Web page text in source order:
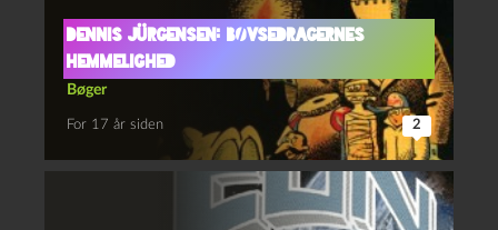
Dennis Jürgensen: Bøvsedragernes
hemmelighed
Bøger
For 17 år siden 2